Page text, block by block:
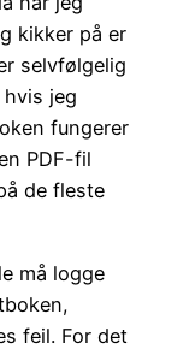
kikker på er
selvfølgelig
jeg
fungerer
PDF-fil
de fleste
må logge
feil. For det